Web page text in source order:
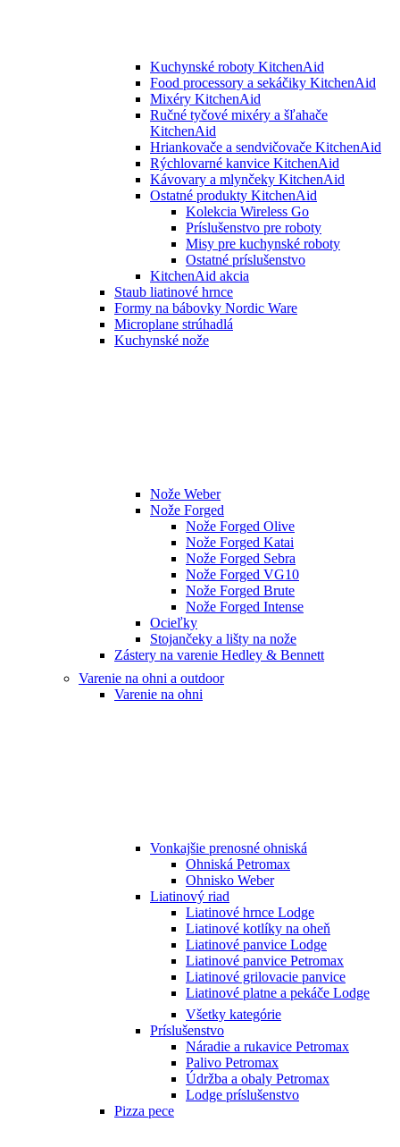
Kuchynské roboty KitchenAid
Food processory a sekáčiky KitchenAid
Mixéry KitchenAid
Ručné tyčové mixéry a šľahače
KitchenAid
Hriankovače a sendvičovače KitchenAid
Rýchlovarné kanvice KitchenAid
Kávovary a mlynčeky KitchenAid
Ostatné produkty KitchenAid
Kolekcia Wireless Go
Príslušenstvo pre roboty
Misy pre kuchynské roboty
Ostatné príslušenstvo
KitchenAid akcia
Staub liatinové hrnce
Formy na bábovky Nordic Ware
Microplane strúhadlá
Kuchynské nože
Nože Weber
Nože Forged
Nože Forged Olive
Nože Forged Katai
Nože Forged Sebra
Nože Forged VG10
Nože Forged Brute
Nože Forged Intense
Ocieľky
Stojančeky a lišty na nože
Zástery na varenie Hedley & Bennett
Varenie na ohni a outdoor
Varenie na ohni
Vonkajšie prenosné ohniská
Ohniská Petromax
Ohnisko Weber
Liatinový riad
Liatinové hrnce Lodge
Liatinové kotlíky na oheň
Liatinové panvice Lodge
Liatinové panvice Petromax
Liatinové grilovacie panvice
Liatinové platne a pekáče Lodge
Všetky kategórie
Príslušenstvo
Náradie a rukavice Petromax
Palivo Petromax
Údržba a obaly Petromax
Lodge príslušenstvo
Pizza pece